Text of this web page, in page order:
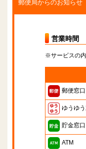
郵便局からのお知らせ
営業時間
※サービスの
郵便窓口
ゆうゆ
貯金窓口
ATM